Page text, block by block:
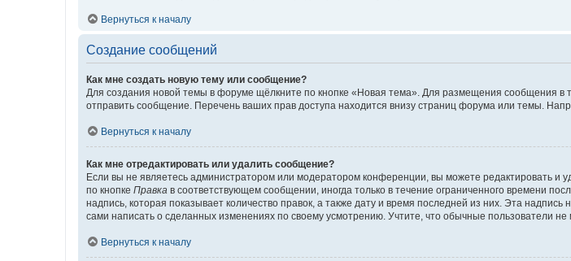
Вернуться к началу
Создание сообщений
Как мне создать новую тему или сообщение?
Для создания новой темы в форуме щёлкните по кнопке «Новая тема». Для размещения сообщения в
отправить сообщение. Перечень ваших прав доступа находится внизу страниц форума или темы.
Вернуться к началу
Как мне отредактировать или удалить сообщение?
Если вы не являетесь администратором или модератором конференции, вы можете редактировать и
по кнопке Правка в соответствующем сообщении, иногда только в течение ограниченного времени
надпись, которая показывает количество правок, а также дату и время последней из них. Эта
сами написать о сделанных изменениях по своему усмотрению. Учтите, что обычные пользователи не
Вернуться к началу